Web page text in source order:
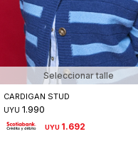
Seleccionar talle
CARDIGAN STUD
UYU 1.990
UYU 1.692